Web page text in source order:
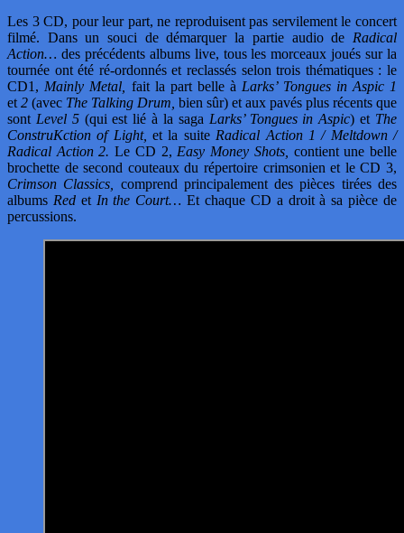
Les 3 CD, pour leur part, ne reproduisent pas servilement le concert
filmé. Dans un souci de démarquer la partie audio de Radical
Action… des précédents albums live, tous les morceaux joués sur la
tournée ont été ré-ordonnés et reclassés selon trois thématiques : le
CD1, Mainly Metal, fait la part belle à Larks’ Tongues in Aspic 1
et 2 (avec The Talking Drum, bien sûr) et aux pavés plus récents que
sont Level 5(qui est lié à la saga Larks’ Tongues in Aspic) et The
ConstruKction of Light, et la suite Radical Action 1 / Meltdown /
Radical Action 2. Le CD 2, Easy Money Shots, contient une belle
brochette de second couteaux du répertoire crimsonien et le CD 3,
Crimson Classics,
comprend principalement des pièces tirées des
albums Redet In the Court… Et chaque CD a droit à sa pièce de
percussions.